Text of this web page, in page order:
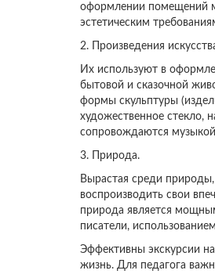
оформлении помещений
эстетическим
2. Произведения
Их используют в
бытовой и сказочной
формы скульптуры
художественное стекло,
сопровождаются музыкой
3. Природа.
Вырастая среди природы,
воспроизводить свои
природа является
писатели,
Эффективны экскурсии
жизнь. Для педагога